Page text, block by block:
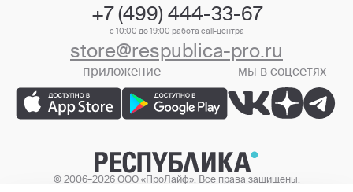
+7 (499) 444-33-67
с 10:00 до 19:00 работа call-центра
store@respublica-pro.ru
приложение мы в соцсетях
© 2006–2026 ООО «ПроЛайф». Все права защищены.